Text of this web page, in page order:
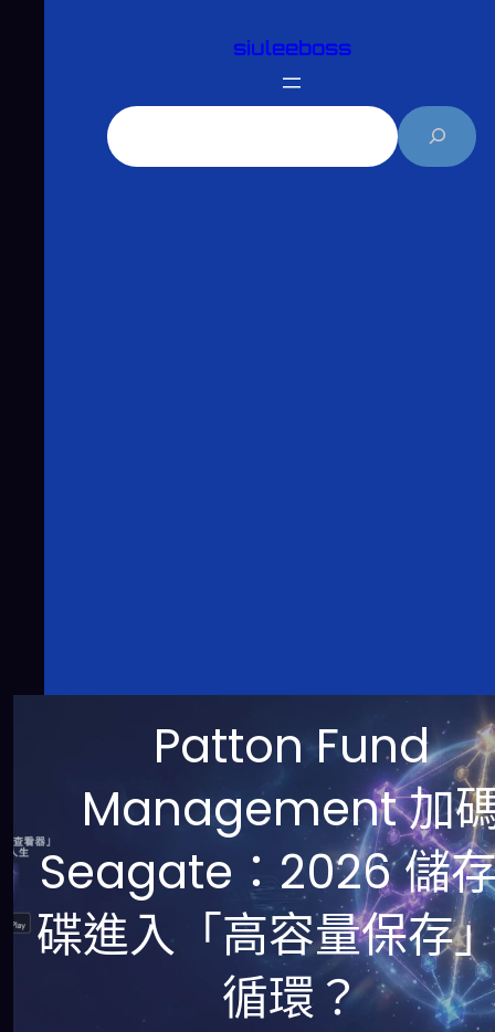
siuleeboss
Patton Fund
Management 加
Seagate：2026 儲
碟進入「高容量保存
循環？